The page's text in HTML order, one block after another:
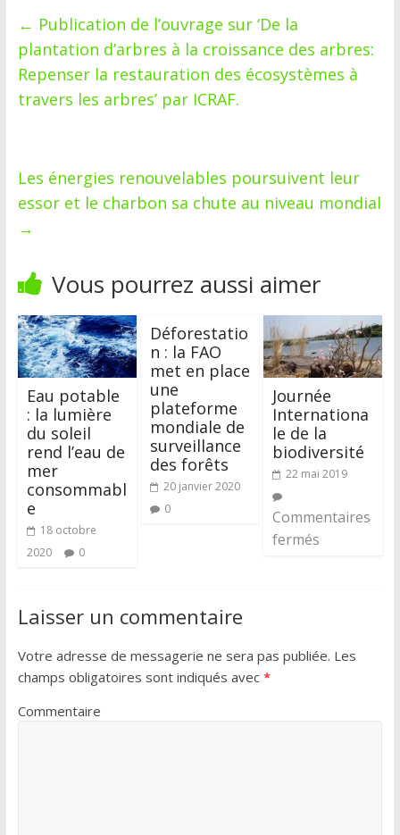
← Publication de l’ouvrage sur ‘De la
plantation d’arbres à la croissance des arbres:
Repenser la restauration des écosystèmes à
travers les arbres’ par ICRAF.
Les énergies renouvelables poursuivent leur
essor et le charbon sa chute au niveau mondial
→
Vous pourrez aussi aimer
Eau potable
: la lumière
du soleil
rend l’eau de
mer
consommabl
e
18 octobre
2020
0
Déforestatio
n : la FAO
met en place
une
plateforme
mondiale de
surveillance
des forêts
20 janvier 2020
0
Journée
Internationa
le de la
biodiversité
22 mai 2019
Commentaires
fermés
Laisser un commentaire
Votre adresse de messagerie ne sera pas publiée. Les
champs obligatoires sont indiqués avec *
Commentaire